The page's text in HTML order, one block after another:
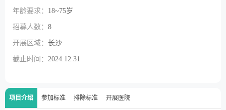
年龄要求： 18~75岁
招募人数： 8
开展区域： 长沙
截止时间： 2024.12.31
项目介绍 参加标准 排除标准 开展医院